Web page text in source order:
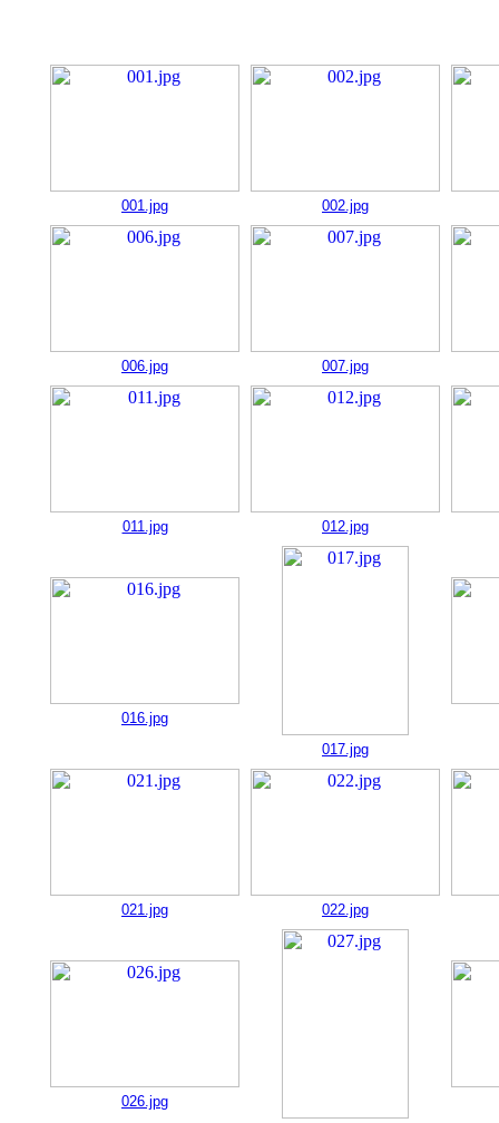
001.jpg 002.jpg
006.jpg 007.jpg
011.jpg 012.jpg
016.jpg
017.jpg
021.jpg 022.jpg
026.jpg